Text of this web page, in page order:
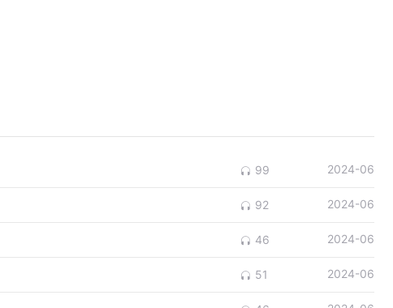
99 2024-06
92 2024-06
46 2024-06
51 2024-06